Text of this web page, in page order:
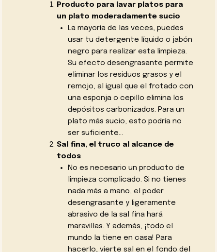
Producto para lavar platos para
un plato moderadamente sucio
La mayoría de las veces, puedes
usar tu detergente líquido o jabón
negro para realizar esta limpieza.
Su efecto desengrasante permite
eliminar los residuos grasos y el
remojo, al igual que el frotado con
una esponja o cepillo elimina los
depósitos carbonizados. Para un
plato más sucio, esto podría no
ser suficiente…
Sal fina, el truco al alcance de
todos
No es necesario un producto de
limpieza complicado. Si no tienes
nada más a mano, el poder
desengrasante y ligeramente
abrasivo de la sal fina hará
maravillas. Y además, ¡todo el
mundo la tiene en casa! Para
hacerlo, vierte sal en el fondo del